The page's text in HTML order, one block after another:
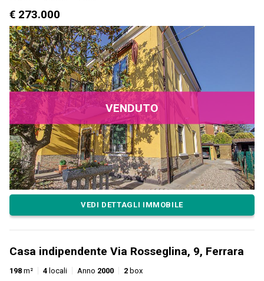
€ 273.000
VENDUTO
VEDI DETTAGLI IMMOBILE
Casa indipendente Via Rosseglina, 9, Ferrara
198 m² 4 locali Anno 2000 2 box